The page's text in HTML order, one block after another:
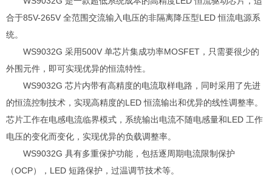
合于85V-265V 全范围交流输入电压的非隔离降压型LED 恒流电源系
统。
WS9032G 采用500V 单芯片集成功率MOSFET，只需要很少的
外围元件，即可实现优异的恒流特性。
WS9032G 芯片内带有高精度的电流取样电路，同时采用了先进
的恒流控制技术，实现高精度的LED 恒流输出和优异的线性调整率。
芯片工作在电感电流临界模式，系统输出电流不随电感量和LED 工作
电压的变化而变化，实现优异的负载调整率。
WS9032G 具有多重保护功能，包括逐周期电流限制保护
（OCP），LED 短路保护，过温调节技术等。